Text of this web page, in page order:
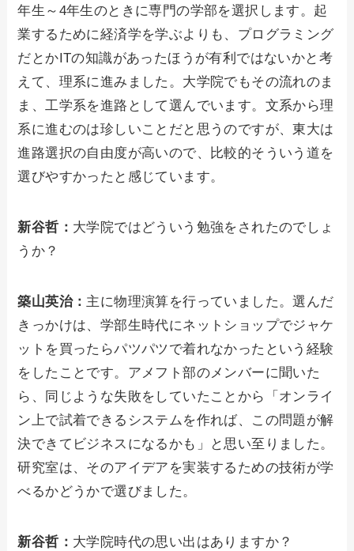
年生～4年生のときに専門の学部を選択します。起
業するために経済学を学ぶよりも、プログラミング
だとかITの知識があったほうが有利ではないかと考
えて、理系に進みました。大学院でもその流れのま
ま、工学系を進路として選んでいます。文系から理
系に進むのは珍しいことだと思うのですが、東大は
進路選択の自由度が高いので、比較的そういう道を
選びやすかったと感じています。
新谷哲： 大学院ではどういう勉強をされたのでしょ
うか？
築山英治： 主に物理演算を行っていました。選んだ
きっかけは、学部生時代にネットショップでジャケ
ットを買ったらパツパツで着れなかったという経験
をしたことです。アメフト部のメンバーに聞いた
ら、同じような失敗をしていたことから「オンライ
ン上で試着できるシステムを作れば、この問題が解
決できてビジネスになるかも」と思い至りました。
研究室は、そのアイデアを実装するための技術が学
べるかどうかで選びました。
新谷哲： 大学院時代の思い出はありますか？